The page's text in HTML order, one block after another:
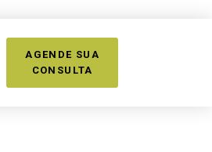
AGENDE SUA
CONSULTA